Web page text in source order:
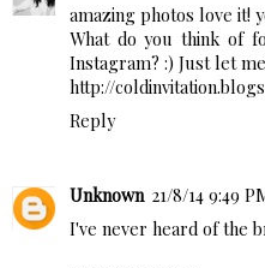
amazing photos love it!
What do you think of
Instagram? :) Just let
http://
Reply
Unknown 21/8/14 9:49
I've never heard of the